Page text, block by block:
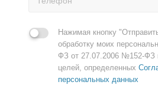
Нажимая кнопку
обработку моих
ФЗ от 27.07.2006 №152-ФЗ
целей, определенных
персональных данных